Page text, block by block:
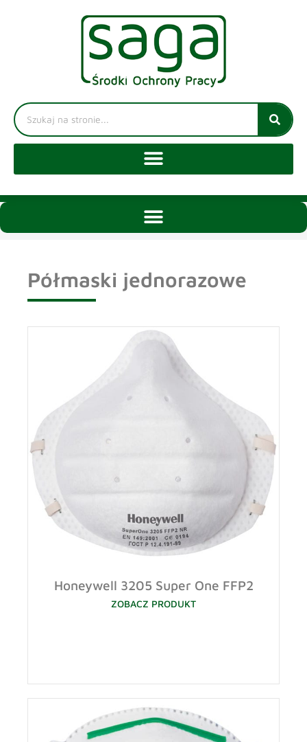
Półmaski jednorazowe
Honeywell 3205 Super One FFP2
ZOBACZ PRODUKT